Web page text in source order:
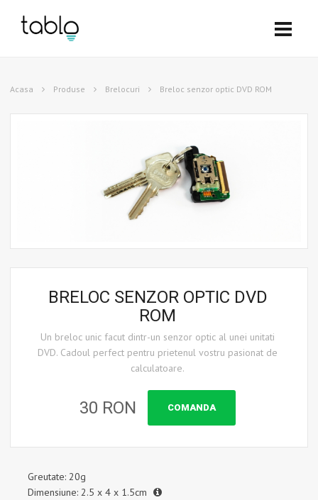
Acasa Produse Brelocuri Breloc senzor optic DVD ROM
BRELOC SENZOR OPTIC DVD
ROM
Un breloc unic facut dintr-un senzor optic al unei unitati
DVD. Cadoul perfect pentru prietenul vostru pasionat de
calculatoare.
30 RON COMANDA
Greutate: 20g
Dimensiune: 2.5 x 4 x 1.5cm